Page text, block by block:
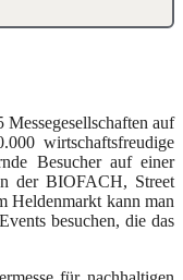
Messegesellschaften auf
wirtschaftsfreudige
Besucher auf einer
der BIOFACH, Street
Heldenmarkt kann man
besuchen, die das